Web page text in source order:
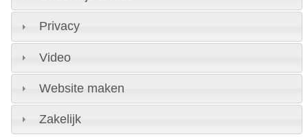
Privacy
Video
Website maken
Zakelijk